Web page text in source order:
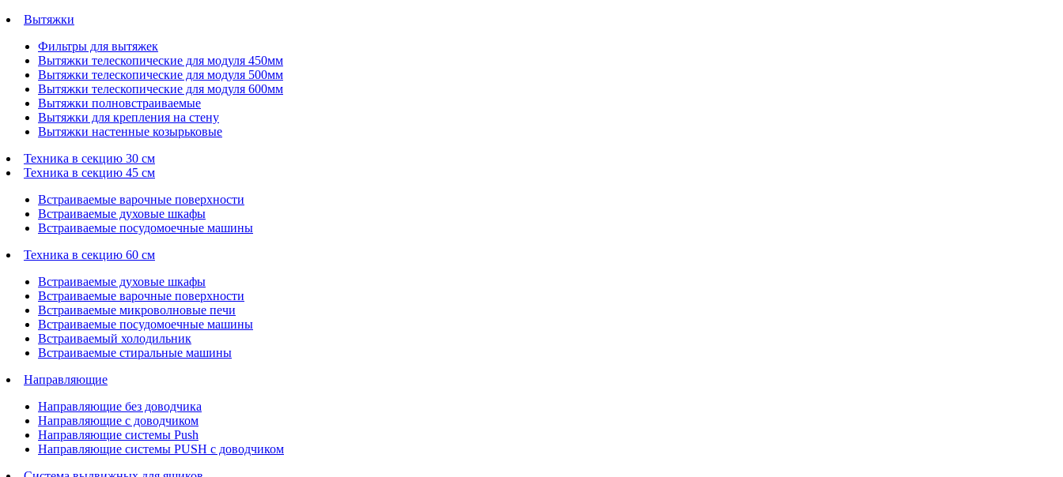
Вытяжки
Фильтры для вытяжек
Вытяжки телескопические для модуля 450мм
Вытяжки телескопические для модуля 500мм
Вытяжки телескопические для модуля 600мм
Вытяжки полновстраиваемые
Вытяжки для крепления на стену
Вытяжки настенные козырьковые
Техника в секцию 30 см
Техника в секцию 45 см
Встраиваемые варочные поверхности
Встраиваемые духовые шкафы
Встраиваемые посудомоечные машины
Техника в секцию 60 см
Встраиваемые духовые шкафы
Встраиваемые варочные поверхности
Встраиваемые микроволновые печи
Встраиваемые посудомоечные машины
Встраиваемый холодильник
Встраиваемые стиральные машины
Направляющие
Направляющие без доводчика
Направляющие с доводчиком
Направляющие системы Push
Направляющие системы PUSH с доводчиком